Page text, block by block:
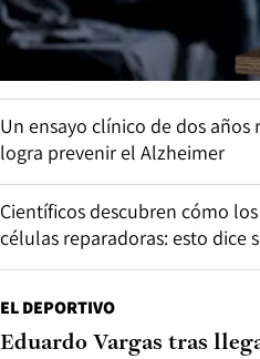
Un ensayo clínico de dos años
logra prevenir el Alzheimer
Científicos descubren cómo
células reparadoras: esto dice
EL DEPORTIVO
Eduardo Vargas tras